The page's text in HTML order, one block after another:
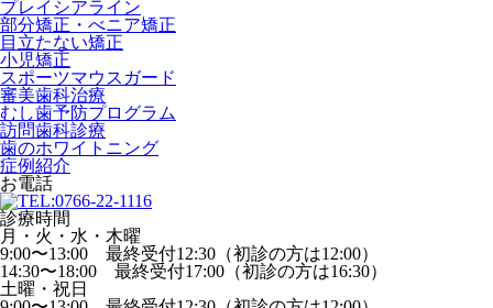
プレイシアライン
部分矯正・べニア矯正
目立たない矯正
小児矯正
スポーツマウスガード
審美歯科治療
むし歯予防プログラム
訪問歯科診療
歯のホワイトニング
症例紹介
お電話
診療時間
月・火・水・木曜
9:00〜13:00 最終受付12:30（初診の方は12:00）
14:30〜18:00 最終受付17:00（初診の方は16:30）
土曜・祝日